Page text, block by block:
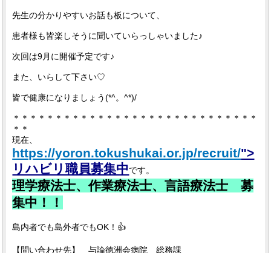
先生の分かりやすいお話も板について、
患者様も皆楽しそうに聞いていらっしゃいました♪
次回は9月に開催予定です♪
また、いらして下さい♡
皆で健康になりましょう(*^。^*)/
＊＊＊＊＊＊＊＊＊＊＊＊＊＊＊＊＊＊＊＊＊＊＊＊＊＊＊＊＊
＊＊
現在、
https://yoron.tokushukai.or.jp/recruit/">
リハビリ職員募集中です。
理学療法士、作業療法士、言語療法士 募
集中！！
島内者でも島外者でもOK！👍
【問い合わせ先】 与論徳洲会病院 総務課